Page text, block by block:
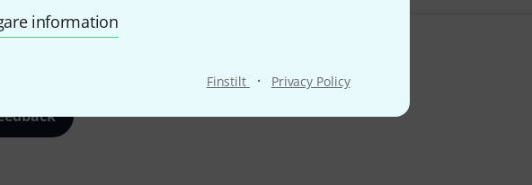
information
Finstilt · Privacy Policy